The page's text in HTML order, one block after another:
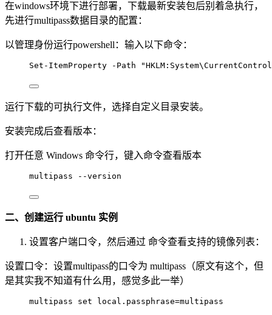
在windows环境下进行部署，下载最新安装包后别着急执行，
先进行multipass数据目录的配置：
以管理身份运行powershell：输入以下命令：
Set-ItemProperty -Path
运行下载的可执行文件，选择自定义目录安装。
安装完成后查看版本：
打开任意 Windows 命令行，键入命令查看版本
multipass --version
二、创建运行 ubuntu 实例
设置客户端口令，然后通过 命令查看支持的镜像列表：
设置口令：设置multipass的口令为 multipass（原文有这个，但
是其实我不知道有什么用，感觉多此一举）
multipass set local.passphrase=multipass